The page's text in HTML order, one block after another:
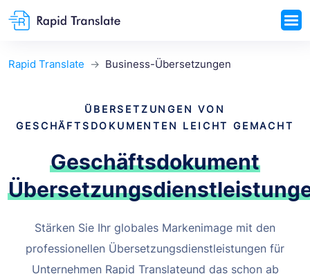
Rapid Translate Business-Übersetzungen
ÜBERSETZUNGEN VON
GESCHÄFTSDOKUMENTEN LEICHT GEMACHT
Geschäftsdokument
Stärken Sie Ihr globales Markenimage mit den
professionellen Übersetzungsdienstleistungen für
Unternehmen Rapid Translateund das schon ab